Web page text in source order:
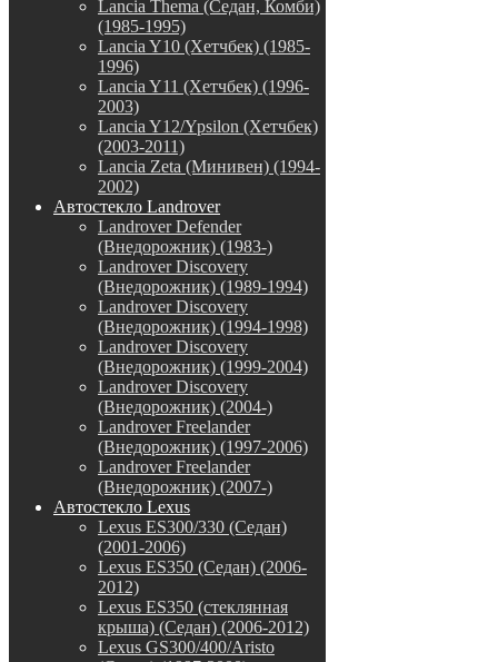
Lancia Thema (Седан, Комби)
(1985-1995)
Lancia Y10 (Хетчбек) (1985-
1996)
Lancia Y11 (Хетчбек) (1996-
2003)
Lancia Y12/Ypsilon (Хетчбек)
(2003-2011)
Lancia Zeta (Минивен) (1994-
2002)
Автостекло Landrover
Landrover Defender
(Внедорожник) (1983-)
Landrover Discovery
(Внедорожник) (1989-1994)
Landrover Discovery
(Внедорожник) (1994-1998)
Landrover Discovery
(Внедорожник) (1999-2004)
Landrover Discovery
(Внедорожник) (2004-)
Landrover Freelander
(Внедорожник) (1997-2006)
Landrover Freelander
(Внедорожник) (2007-)
Автостекло Lexus
Lexus ES300/330 (Седан)
(2001-2006)
Lexus ES350 (Седан) (2006-
2012)
Lexus ES350 (стеклянная
крыша) (Седан) (2006-2012)
Lexus GS300/400/Aristo